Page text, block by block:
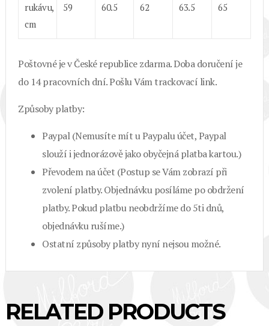
rukávu,
cm
59 60.5 62 63.5 65
Poštovné je v České republice zdarma. Doba doručení je
do 14 pracovních dní. Pošlu Vám trackovací link.
Způsoby platby:
Paypal (Nemusíte mít u Paypalu účet, Paypal
slouží i jednorázově jako obyčejná platba kartou.)
Převodem na účet (Postup se Vám zobrazí při
zvolení platby. Objednávku posíláme po obdržení
platby. Pokud platbu neobdržíme do 5ti dnů,
objednávku rušíme.)
Ostatní způsoby platby nyní nejsou možné.
RELATED PRODUCTS